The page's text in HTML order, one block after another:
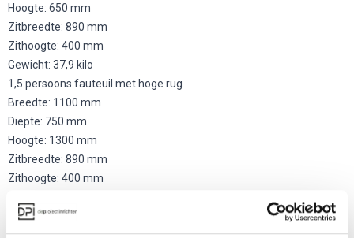
Hoogte: 650 mm
Zitbreedte: 890 mm
Zithoogte: 400 mm
Gewicht: 37,9 kilo
1,5 persoons fauteuil met hoge rug
Breedte: 1100 mm
Diepte: 750 mm
Hoogte: 1300 mm
Zitbreedte: 890 mm
Zithoogte: 400 mm
1,5 persoons fauteuil met hoge rug omringd
Breedte: 1100 mm